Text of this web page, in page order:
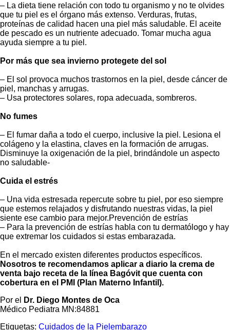
– La dieta tiene relación con todo tu organismo y no te olvides
que tu piel es el órgano más extenso. Verduras, frutas,
proteínas de calidad hacen una piel más saludable. El aceite
de pescado es un nutriente adecuado. Tomar mucha agua
ayuda siempre a tu piel.
Por más que sea invierno protegete del sol
– El sol provoca muchos trastornos en la piel, desde cáncer de
piel, manchas y arrugas.
– Usa protectores solares, ropa adecuada, sombreros.
No fumes
– El fumar daña a todo el cuerpo, inclusive la piel. Lesiona el
colágeno y la elastina, claves en la formación de arrugas.
Disminuye la oxigenación de la piel, brindándole un aspecto
no saludable-
Cuida el estrés
– Una vida estresada repercute sobre tu piel, por eso siempre
que estemos relajados y disfrutando nuestras vidas, la piel
siente ese cambio para mejor.Prevención de estrías
– Para la prevención de estrías habla con tu dermatólogo y hay
que extremar los cuidados si estas embarazada.
En el mercado existen diferentes productos específicos.
Nosotros te recomendamos aplicar a diario la crema de
venta bajo receta de la línea Bagóvit que cuenta con
cobertura en el PMI (Plan Materno Infantil).
Por el
Dr. Diego Montes de Oca
Médico Pediatra MN:84881
Etiquetas: Cuidados de la Piel embarazo